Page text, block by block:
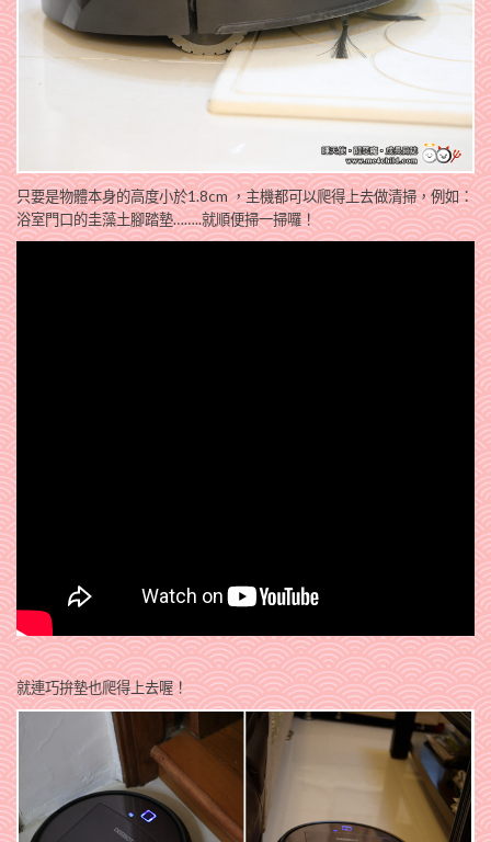
只要是物體本身的高度小於1.8cm ，主機都可以爬得上去做清掃，例如：
浴室門口的圭藻土腳踏墊……..就順便掃一掃囉！
就連巧拚墊也爬得上去喔！